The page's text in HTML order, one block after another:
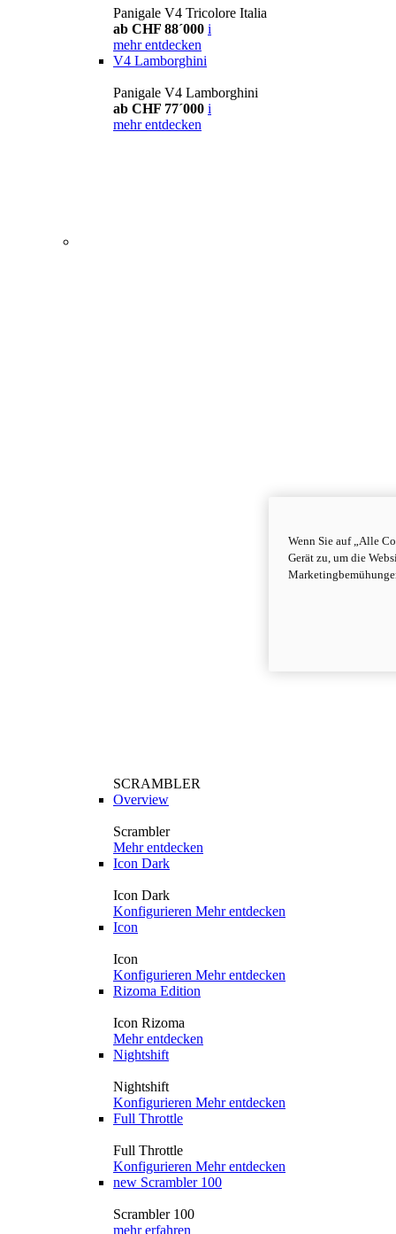
Panigale V4 Tricolore Italia
ab CHF 88´000 i
mehr entdecken
V4 Lamborghini
Panigale V4 Lamborghini
ab CHF 77´000 i
mehr entdecken
SCRAMBLER
Overview
Scrambler
Mehr entdecken
Icon Dark
Icon Dark
Konfigurieren Mehr entdecken
Icon
Icon
Konfigurieren Mehr entdecken
Rizoma Edition
Icon Rizoma
Mehr entdecken
Nightshift
Nightshift
Konfigurieren Mehr entdecken
Full Throttle
Full Throttle
Konfigurieren Mehr entdecken
new Scrambler 100
Scrambler 100
mehr erfahren
Wenn Sie auf „Alle
Gerät zu, um die